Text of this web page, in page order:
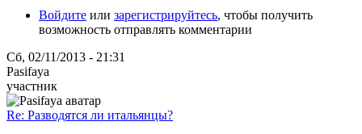
Войдите или зарегистрируйтесь, чтобы получить
возможность отправлять комментарии
Сб, 02/11/2013 - 21:31
Pasifaya
участник
Re: Разводятся ли итальянцы?